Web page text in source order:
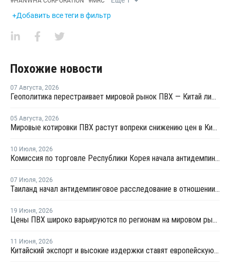
+Добавить все теги в фильтр
Похожие новости
07 Августа, 2026
Геополитика перестраивает мировой рынок ПВХ — Китай лидирует в экспорте
05 Августа, 2026
Мировые котировки ПВХ растут вопреки снижению цен в Китае
10 Июля, 2026
Комиссия по торговле Республики Корея начала антидемпинговое расследование в отношении китайского ПВХ-С
07 Июля, 2026
Таиланд начал антидемпинговое расследование в отношении ПВХ из Китая и Тайваня
19 Июня, 2026
Цены ПВХ широко варьируются по регионам на мировом рынке
11 Июня, 2026
Китайский экспорт и высокие издержки ставят европейскую индустрию ПВХ на грань выживания